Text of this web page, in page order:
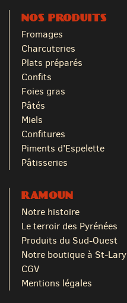
NOS PRODUITS
Fromages
Charcuteries
Plats préparés
Confits
Foies gras
Pâtés
Miels
Confitures
Piments d'Espelette
Pâtisseries
RAMOUN
Notre histoire
Le terroir des Pyrénées
Produits du Sud-Ouest
Notre boutique à St-Lary
CGV
Mentions légales